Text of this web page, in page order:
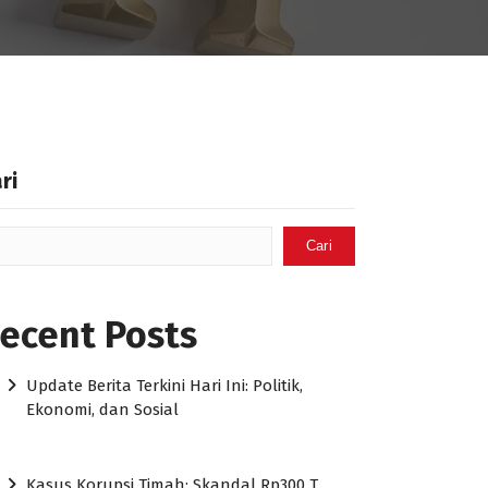
Cari
Posts
Update Berita Terkini Hari Ini: Politik,
Ekonomi, dan Sosial